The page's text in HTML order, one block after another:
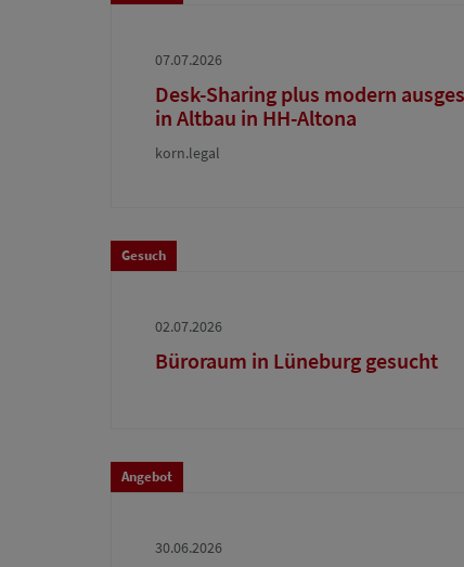
07.07.2026
Desk-Sharing plus modern
in Altbau in HH-Altona
korn.legal
Gesuch
02.07.2026
Büroraum in Lüneburg gesucht
Angebot
30.06.2026